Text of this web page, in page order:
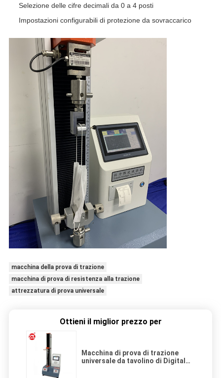
Selezione delle cifre decimali da 0 a 4 posti
Impostazioni configurabili di protezione da sovraccarico
macchina della prova di trazione
macchina di prova di resistenza alla trazione
attrezzatura di prova universale
Ottieni il miglior prezzo per
Macchina di prova di trazione
universale da tavolino di Digital